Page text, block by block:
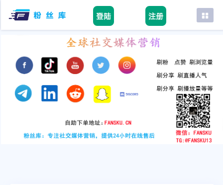
登陆 注册
首页
tiktok
youtube
instagram